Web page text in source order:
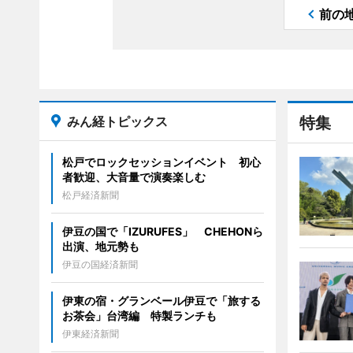
前の
特集
みん経トピックス
松戸でロックセッションイベント 初心
者歓迎、大音量で演奏楽しむ
松戸経済新聞
伊豆の国で「IZURUFES」 CHEHONら
出演、地元勢も
伊豆の国経済新聞
伊東の宿・グランベール伊豆で「旅する
お茶会」台湾編 特製ランチも
伊東経済新聞